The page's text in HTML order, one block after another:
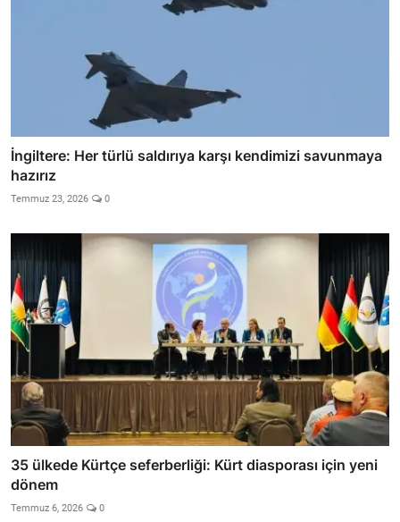
İngiltere: Her türlü saldırıya karşı kendimizi savunmaya
hazırız
Temmuz 23, 2026 0
35 ülkede Kürtçe seferberliği: Kürt diasporası için yeni
dönem
Temmuz 6, 2026 0